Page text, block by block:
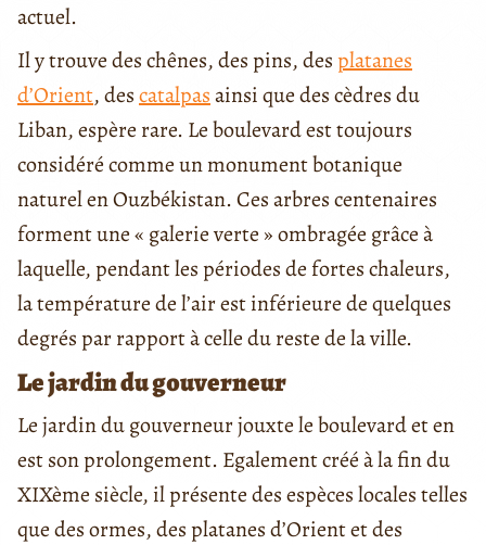
actuel.
Il y trouve des chênes, des pins, desplatanes
d’Orient, descatalpasainsi que des cèdres du
Liban, espère rare. Le boulevard est toujours
considéré comme un monument botanique
naturel en Ouzbékistan. Ces arbres centenaires
forment une « galerie verte » ombragée grâce à
laquelle, pendant les périodes de fortes chaleurs,
la température de l’air est inférieure de quelques
degrés par rapport à celle du reste de la ville.
Le jardin du gouverneur
Le jardin du gouverneur jouxte le boulevard et en
est son prolongement. Egalement créé à la fin du
XIXème siècle, il présente des espèces locales telles
que des ormes, des platanes d’Orient et des